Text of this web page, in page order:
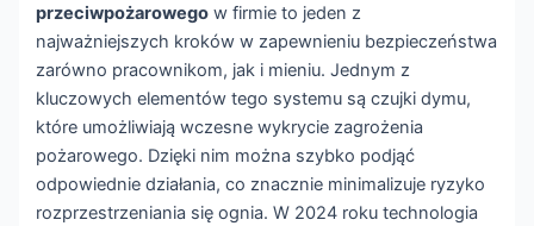
KD
CCTV
SWiN
Oddymianie
Systemy
DSO
przeciwpożarowego w firmie to jeden z
najważniejszych kroków w zapewnieniu bezpieczeństwa
zarówno pracownikom, jak i mieniu. Jednym z
kluczowych elementów tego systemu są czujki dymu,
które umożliwiają wczesne wykrycie zagrożenia
pożarowego. Dzięki nim można szybko podjąć
odpowiednie działania, co znacznie minimalizuje ryzyko
rozprzestrzeniania się ognia. W 2024 roku technologia